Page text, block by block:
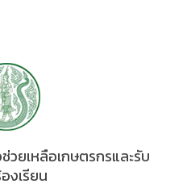
ยเหลือเกษตรกรและรับ
งเรียน